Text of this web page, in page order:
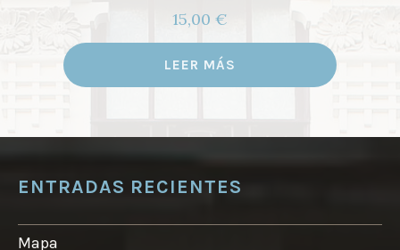
con5.00
5
15,00 €
LEER MÁS
ENTRADAS RECIENTES
Mapa